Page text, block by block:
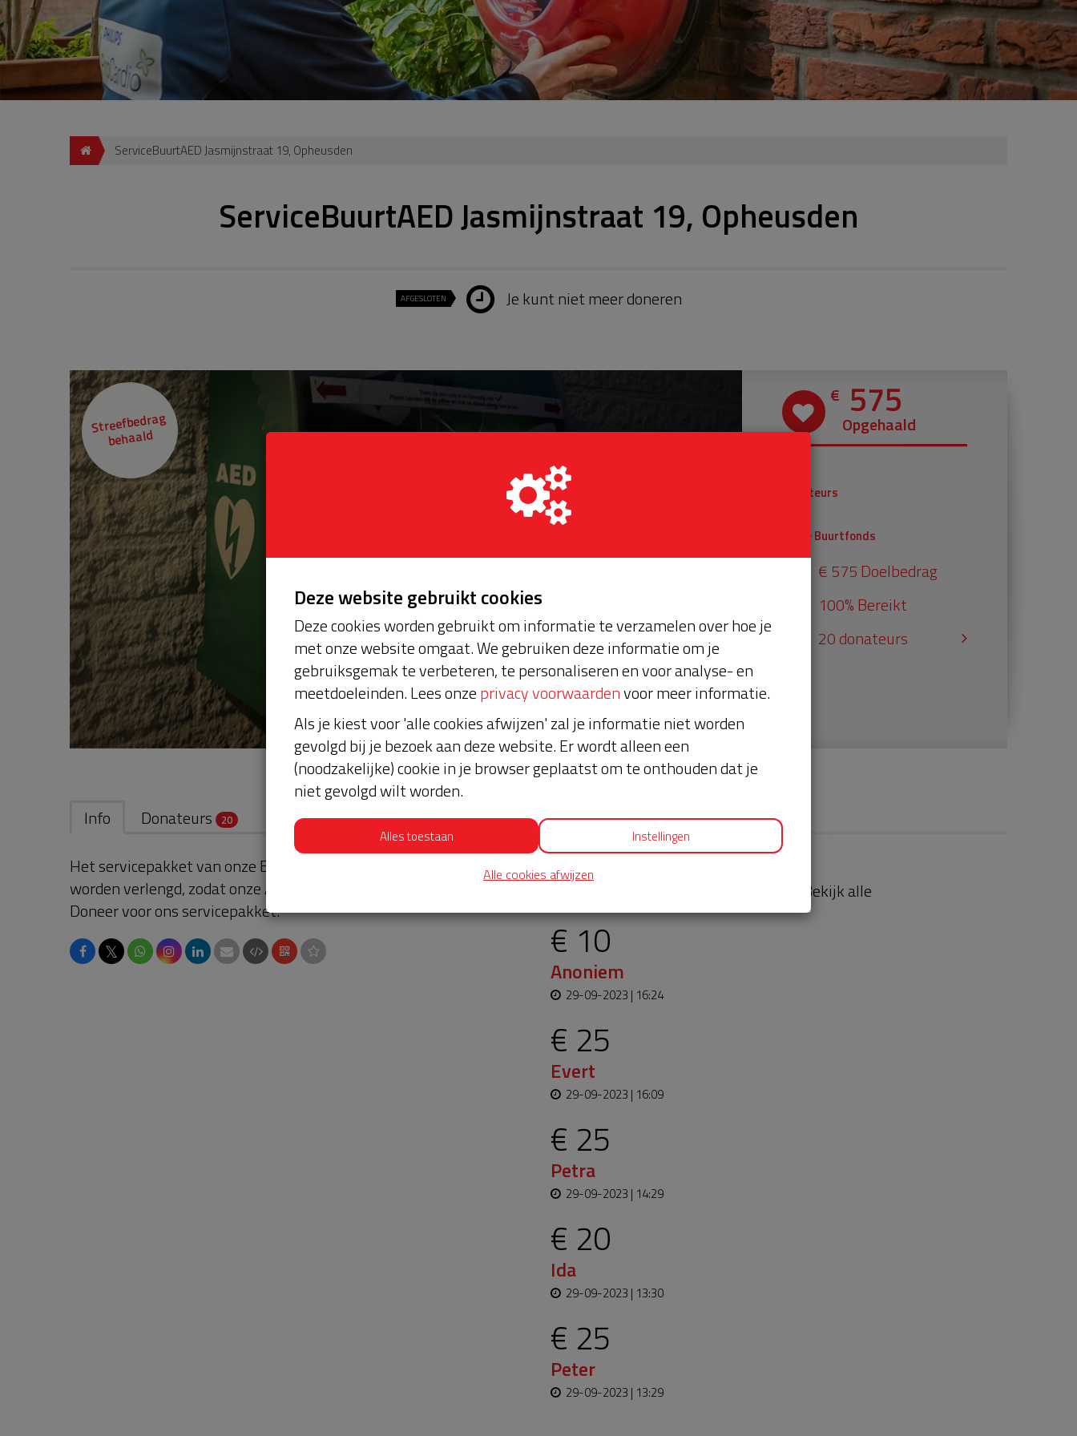
ServiceBuurtAED Jasmijnstraat 19, Opheusden
ServiceBuurtAED Jasmijnstraat 19, Opheusden
AFGESLOTEN Je kunt niet meer doneren
Streefbedrag
behaald
€ 575
Opgehaald
Donateurs
Univé Buurtfonds
€ 575 Doelbedrag
100% Bereikt
20 donateurs
Info Donateurs 20
Het servicepakket van onze BuurtAED verloopt bijna en moet
worden verlengd, zodat onze AED gebruiksklaar blijft. Help je mee?
Doneer voor ons servicepakket!
𝕏
Laatste donaties Bekijk alle
€ 10
Anoniem
29-09-2023 | 16:24
€ 25
Evert
29-09-2023 | 16:09
€ 25
Petra
29-09-2023 | 14:29
€ 20
Ida
29-09-2023 | 13:30
€ 25
Peter
29-09-2023 | 13:29
Deze website gebruikt cookies
Deze cookies worden gebruikt om informatie te verzamelen over hoe je
met onze website omgaat. We gebruiken deze informatie om je
gebruiksgemak te verbeteren, te personaliseren en voor analyse- en
meetdoeleinden. Lees onzeprivacy voorwaardenvoor meer informatie.
Als je kiest voor 'alle cookies afwijzen' zal je informatie niet worden
gevolgd bij je bezoek aan deze website. Er wordt alleen een
(noodzakelijke) cookie in je browser geplaatst om te onthouden dat je
niet gevolgd wilt worden.
Alles toestaan Instellingen
Alle cookies afwijzen